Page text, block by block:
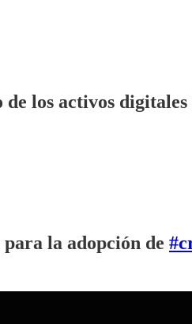
de los activos
la adopción de